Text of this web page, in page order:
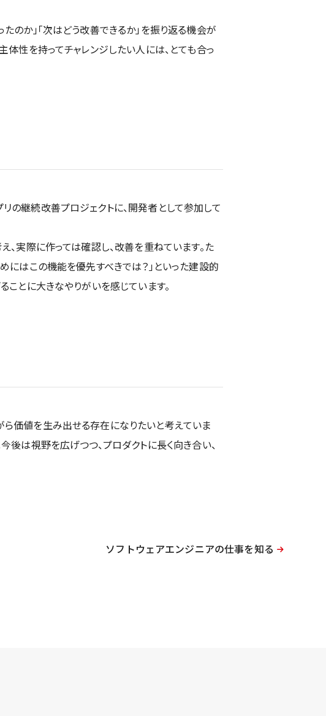
のか」「次はどう改善できるか」を振り返る機会が
体性を持ってチャレンジしたい人には、とても合っ
の継続改善プロジェクトに、開発者として参加して
、実際に作っては確認し、改善を重ねています。た
にはこの機能を優先すべきでは？」といった建設的
ことに大きなやりがいを感じています。
価値を生み出せる存在になりたいと考えていま
後は視野を広げつつ、プロダクトに長く向き合い、
ソフトウェアエンジニアの仕事を知る